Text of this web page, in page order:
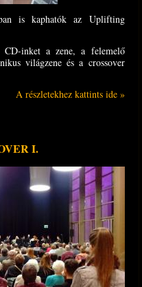
is kaphatók az Uplifting
CD-inket a zene, a felemelő
világzene és a crossover
A részletekhez kattints ide »
I.